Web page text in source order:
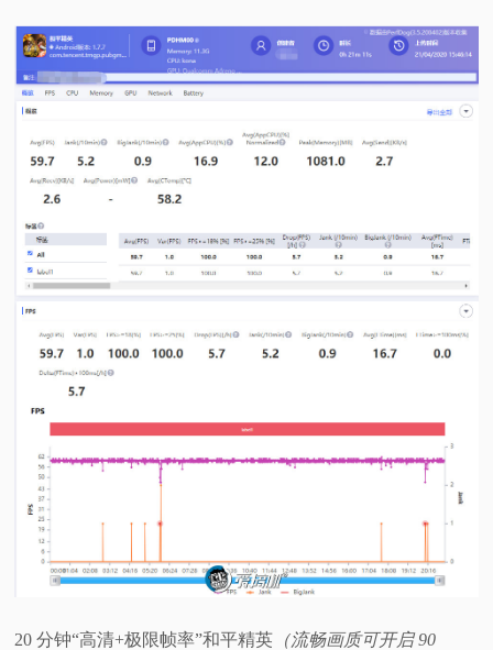
20 分钟“高清+极限帧率”和平精英 （流畅画质可开启 90